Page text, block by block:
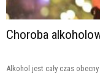
Choroba
Alkohol jest cały czas